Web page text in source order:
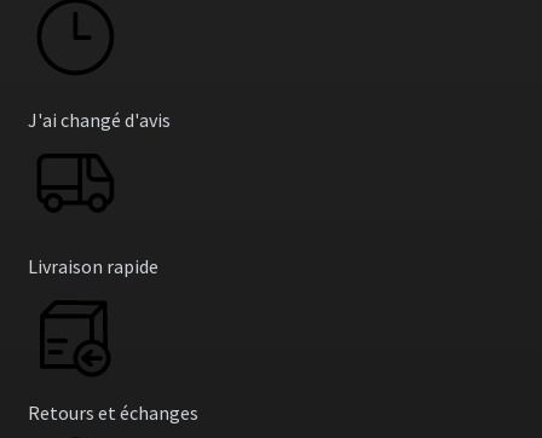
J'ai changé d'avis
Livraison rapide
Retours et échanges